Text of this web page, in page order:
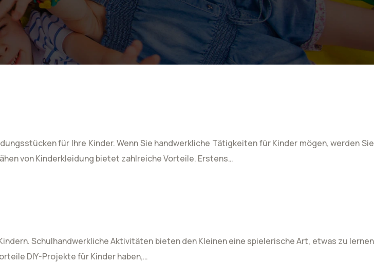
für Ihre Kinder. Wenn Sie handwerkliche Tätigkeiten für Kinder mögen, werden Sie
von Kinderkleidung bietet zahlreiche Vorteile. Erstens…
Schulhandwerkliche Aktivitäten bieten den Kleinen eine spielerische Art, etwas zu lernen
DIY-Projekte für Kinder haben,…